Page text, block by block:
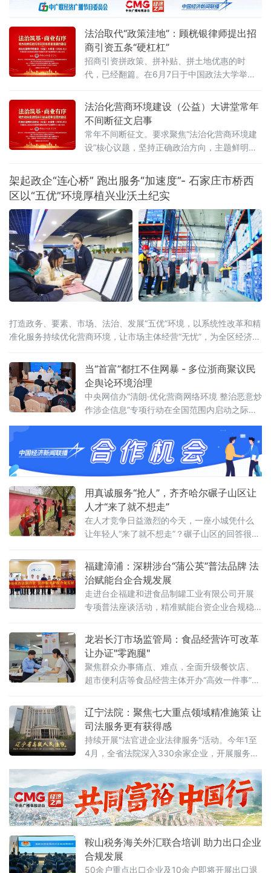
申办的业务情况复杂、办理难度较大。该事项
围广、人员分布散
法治取代“政策洼地”：顾桄银律师提出招
商引资五条“硬杠杠”
招商引资拼政策、拼补贴、拼土地优惠的时
代，已经翻篇。在6月7日于中国政法大学举行
牌仪式暨首期公益大讲堂上，贵州黔邦律师事
务所副主任顾桄银律师提出鲜明判断：“现阶段
的竞争，归根结底是环境的竞争、是法治的竞
争、是治理能力的竞争。”当日，来自法学界、
金融界、企业界及新闻界的近百位专家学者与
法治化营商环境建设（公益）大讲堂常年
不间断征文启事
常年不间断征文。要求聚焦“法治化营商环境建
设”核心议题，坚持正确政治方向，主题鲜明，
值或实践指导意义。从中筛选部分优秀文章列
入大讲堂优秀征文，邀请作者出席大讲堂活动
发表主题演讲，接受新闻采访报道。
架起政企“连心桥” 跑出服务“加速度”- 石家庄市桥西
区以“五优”环境厚植兴业沃土纪实
打造政务、要素、市场、法治、发展“五优”环境，以系统性改革和精
准化服务持续优化营商环境，让市场主体经营“无忧”，为全区经济高
创新激活创新引擎“过去申报高新技术企业，得先自掏腰包申专利、
备材料，资金压力特别大。现
当“首富”都扛不住网暴 - 多位浙商聚议民
企舆论环境治理
中央网信办“清朗·优化营商网络环境 整治恶意炒
作涉企信息”专项行动在全国范围内启动之际，
一场聚焦民营企业舆论生态的专题研讨会日前
在杭州召开。10余家中央及地方新闻媒体代
表，以及来自经济、法律、传媒等领域的专家
学者，与多位浙江民营企业家齐聚一堂，直面
一个不容回避的现实：网络暴力正成为民营经
济健康发展的隐形阻力。风暴过后一地鸡毛：
企业家深陷网暴困境民营经济贡献了全国5
用真诚服务“抢人”，齐齐哈尔碾子山区让
人才“来了就不想走”
在人才竞争日益激烈的今天，一座小城凭什么
让年轻人“来了就不想走”？碾子山区的回答很朴
用服务暖人。近年来，齐齐哈尔市碾子山区深
植“人才是第一资源”理念，不走“高大上”的拼财
力路线，而是走出一条“小而美、精而实”的人才
强区之路。通过校地联动、精准引才、用心留
才、活动育才，这座小城正悄然成为青年人才
福建漳浦：深耕涉台“蒲公英”普法品牌 法
治赋能台企合规发展
走进台企福建和进食品制罐工业有限公司开展
专项普法座谈活动，精准赋能台资企业合规稳
化，贴合食品制罐行业经
龙岩长汀市场监管局：食品经营许可改革
让办证"零跑腿"
聚焦群众办事痛点、难点，全面升级餐饮店、
超市便利店等食品经营主体开办“高效一件事”政
化全县营商环境，让群众办证更省心、经营更
规范、消费更安心！减环节免核查 办证
辽宁法院：聚焦七大重点领域精准施策 让
司法服务更有获得感
持续开展"法官进企业法律服务"活动。今年1至
4月，全省法院深入330余家企业，开展服务
密保护、劳动用工合规等方面的诉求313个，有
针对性地帮助企业防范风险、规范经营。据介
绍，开展"法官进企业法律
鞍山税务海关外汇联合培训 助力出口企业
合规发展
50余户重点出口企业及10余户即将开展出口退